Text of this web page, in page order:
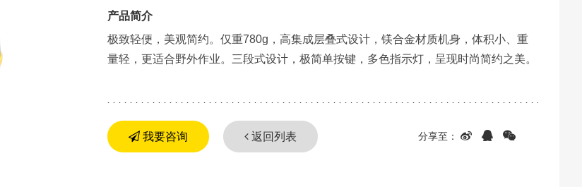
产品简介
极致轻便，美观简约。仅重780g，高集成层叠式设计，镁合金材质机身，体积小、重
量轻，更适合野外作业。三段式设计，极简单按键，多色指示灯，呈现时尚简约之美。
我要咨询 返回列表